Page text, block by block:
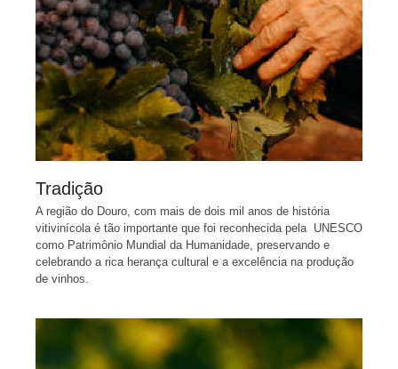
Tradição
A região do Douro, com mais de dois mil anos de história
vitivinícola é tão importante que foi reconhecida pela UNESCO
como Patrimônio Mundial da Humanidade, preservando e
celebrando a rica herança cultural e a excelência na produção
de vinhos.